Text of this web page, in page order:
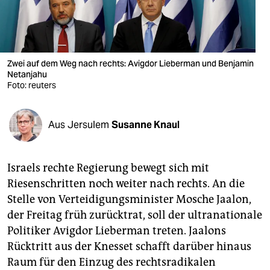
verlag
verlag
veranstaltungen
fragen & hilfe
abo
genossenschaft
epaper login
Zwei auf dem Weg nach rechts: Avigdor Lieberman und Benjamin
Netanjahu
Foto: reuters
Aus Jersulem Susanne Knaul
Israels rechte Regierung bewegt sich mit
Riesenschritten noch weiter nach rechts. An die
Stelle von Verteidigungsminister Mosche Jaalon,
der Freitag früh zurücktrat, soll der ultranationale
Politiker Avigdor Lieberman treten. Jaalons
Rücktritt aus der Knesset schafft darüber hinaus
Raum für den Einzug des rechtsradikalen